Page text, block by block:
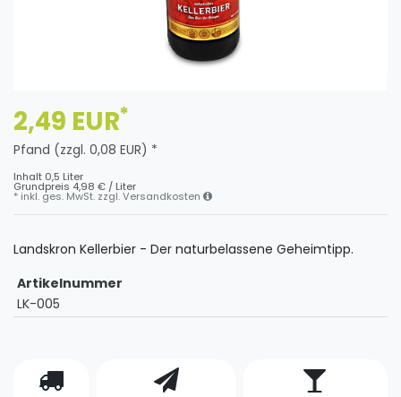
2,49 EUR*
Pfand (zzgl. 0,08 EUR) *
Inhalt 0,5 Liter
Grundpreis 4,98 € / Liter
* inkl. ges. MwSt. zzgl.Versandkosten
Landskron Kellerbier - Der naturbelassene Geheimtipp.
Artikelnummer
LK-005